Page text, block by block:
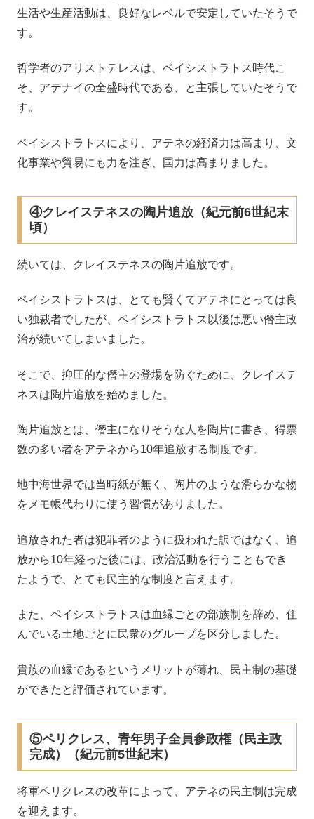
生活や生産活動は、良好なレベルで安定していたそうで
す。
哲学者のアリストテレスは、ペイシストラトス時代こ
そ、アテナイの全盛時代である、と主張していたそうで
す。
ペイシストラトスにより、アテネの経済力は高まり、文
化事業や貿易にも力を注ぎ、国力は高まりました。
④クレイステネスの陶片追放（紀元前6世紀末
頃）
続いては、クレイステネスの陶片追放です。
ペイシストラトスは、とても賢くてアテネにとっては良
い独裁者でしたが、ペイシストラトス以後は悪い僭主政
治が続いてしまいました。
そこで、抑圧的な僭主の登場を防ぐために、クレイステ
ネスは陶片追放を始めました。
陶片追放とは、僭主になりそうな人を陶片に書き、得票
数の多い者をアテネから10年追放する制度です。
地中海世界では当時紙が無く、陶片のような滑らかな物
をメモ帳代わりに使う習慣がありました。
追放された者は犯罪者のように扱われた訳ではなく、追
放から10年経った後には、政治活動を行うこともでき
たようで、とても民主的な制度と言えます。
また、ペイシストラトスは血縁ごとの部族制を辞め、住
んでいる土地ごとに民衆のグループを区分しました。
貴族の血縁であるというメリットが薄れ、民主制の基礎
ができたと評価されています。
⑤ペリクレス、青年男子全員参政権（民主政
完成）（紀元前5世紀末）
将軍ペリクレスの改革によって、アテネの民主制は完成
を迎えます。